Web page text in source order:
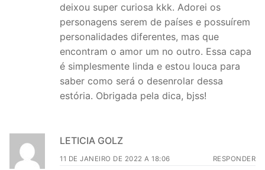
deixou super curiosa kkk. Adorei os
personagens serem de países e possuírem
personalidades diferentes, mas que
encontram o amor um no outro. Essa capa
é simplesmente linda e estou louca para
saber como será o desenrolar dessa
estória. Obrigada pela dica, bjss!
LETICIA GOLZ
11 DE JANEIRO DE 2022 A 18:06 RESPONDER